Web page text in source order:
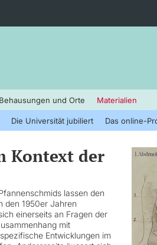
Behausungen und Orte Materialien
Die Universität jubiliert Das online-
Kontext der
lassen den
den 1950er Jahren
einerseits an Fragen der
mit
Entwicklungen im